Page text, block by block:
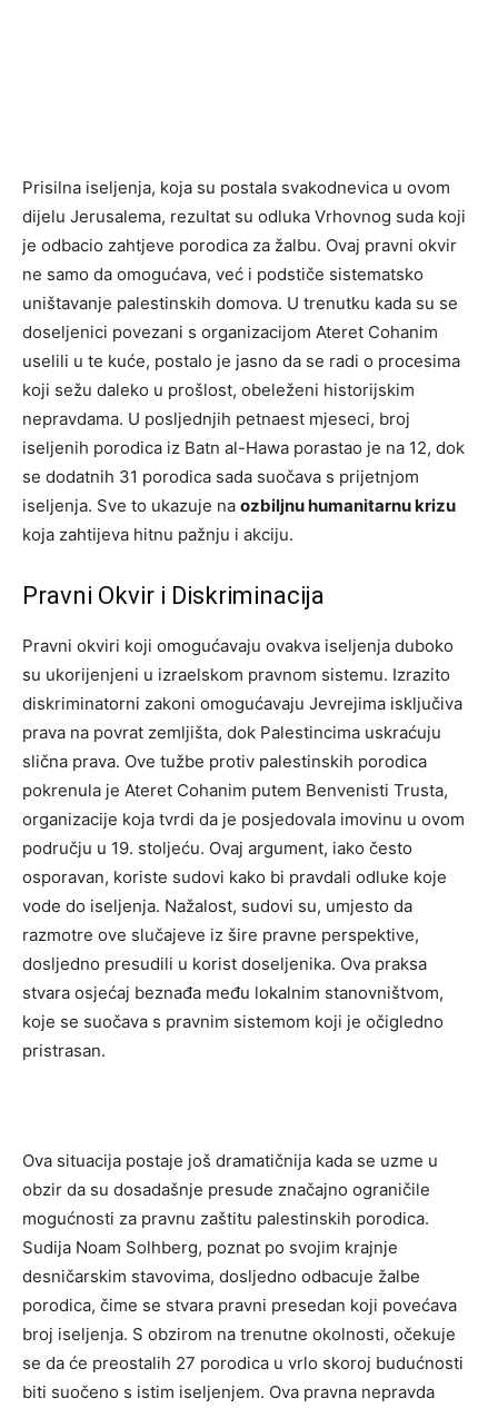
Prisilna iseljenja, koja su postala svakodnevica u ovom
dijelu Jerusalema, rezultat su odluka Vrhovnog suda koji
je odbacio zahtjeve porodica za žalbu. Ovaj pravni okvir
ne samo da omogućava, već i podstiče sistematsko
uništavanje palestinskih domova. U trenutku kada su se
doseljenici povezani s organizacijom Ateret Cohanim
uselili u te kuće, postalo je jasno da se radi o procesima
koji sežu daleko u prošlost, obeleženi historijskim
nepravdama. U posljednjih petnaest mjeseci, broj
iseljenih porodica iz Batn al-Hawa porastao je na 12, dok
se dodatnih 31 porodica sada suočava s prijetnjom
iseljenja. Sve to ukazuje na ozbiljnu humanitarnu krizu
koja zahtijeva hitnu pažnju i akciju.
Pravni Okvir i Diskriminacija
Pravni okviri koji omogućavaju ovakva iseljenja duboko
su ukorijenjeni u izraelskom pravnom sistemu. Izrazito
diskriminatorni zakoni omogućavaju Jevrejima isključiva
prava na povrat zemljišta, dok Palestincima uskraćuju
slična prava. Ove tužbe protiv palestinskih porodica
pokrenula je Ateret Cohanim putem Benvenisti Trusta,
organizacije koja tvrdi da je posjedovala imovinu u ovom
području u 19. stoljeću. Ovaj argument, iako često
osporavan, koriste sudovi kako bi pravdali odluke koje
vode do iseljenja. Nažalost, sudovi su, umjesto da
razmotre ove slučajeve iz šire pravne perspektive,
dosljedno presudili u korist doseljenika. Ova praksa
stvara osjećaj beznađa među lokalnim stanovništvom,
koje se suočava s pravnim sistemom koji je očigledno
pristrasan.
Ova situacija postaje još dramatičnija kada se uzme u
obzir da su dosadašnje presude značajno ograničile
mogućnosti za pravnu zaštitu palestinskih porodica.
Sudija Noam Solhberg, poznat po svojim krajnje
desničarskim stavovima, dosljedno odbacuje žalbe
porodica, čime se stvara pravni presedan koji povećava
broj iseljenja. S obzirom na trenutne okolnosti, očekuje
se da će preostalih 27 porodica u vrlo skoroj budućnosti
biti suočeno s istim iseljenjem. Ova pravna nepravda